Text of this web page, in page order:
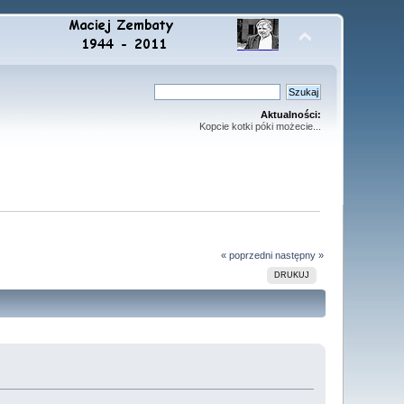
Aktualności:
Kopcie kotki póki możecie...
« poprzedni następny »
DRUKUJ